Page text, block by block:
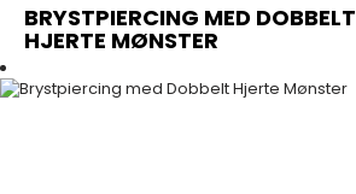
BRYSTPIERCING MED DOBBELT
HJERTE MØNSTER